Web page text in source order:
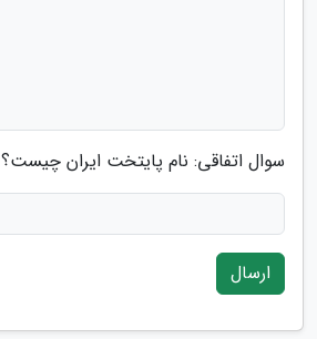
سوال اتفاقی: نام پایتخت ایران چیست؟
ارسال